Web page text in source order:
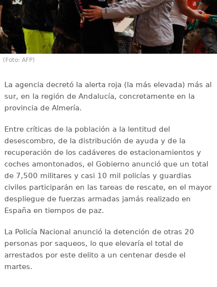
(Foto: AFP)
La agencia decretó la alerta roja (la más elevada) más al
sur, en la región de Andalucía, concretamente en la
provincia de Almería.
Entre críticas de la población a la lentitud del
desescombro, de la distribución de ayuda y de la
recuperación de los cadáveres de estacionamientos y
coches amontonados, el Gobierno anunció que un total
de 7,500 militares y casi 10 mil policías y guardias
civiles participarán en las tareas de rescate, en el mayor
despliegue de fuerzas armadas jamás realizado en
España en tiempos de paz.
La Policía Nacional anunció la detención de otras 20
personas por saqueos, lo que elevaría el total de
arrestados por este delito a un centenar desde el
martes.